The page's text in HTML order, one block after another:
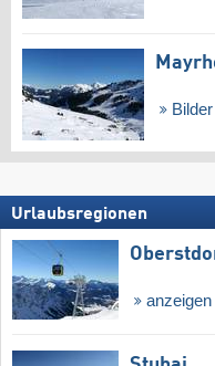
Bilder
Urlaubsregionen
anzeigen